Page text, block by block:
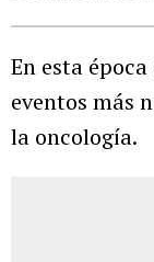
En esta
eventos más
la oncología.